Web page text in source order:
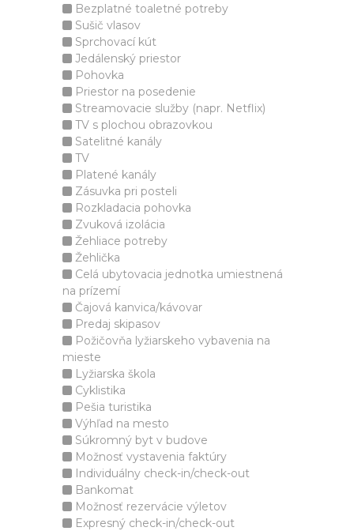
Bezplatné toaletné potreby
Sušič vlasov
Sprchovací kút
Jedálenský priestor
Pohovka
Priestor na posedenie
Streamovacie služby (napr. Netflix)
TV s plochou obrazovkou
Satelitné kanály
TV
Platené kanály
Zásuvka pri posteli
Rozkladacia pohovka
Zvuková izolácia
Žehliace potreby
Žehlička
Celá ubytovacia jednotka umiestnená
na prízemí
Čajová kanvica/kávovar
Predaj skipasov
Požičovňa lyžiarskeho vybavenia na
mieste
Lyžiarska škola
Cyklistika
Pešia turistika
Výhľad na mesto
Súkromný byt v budove
Možnosť vystavenia faktúry
Individuálny check-in/check-out
Bankomat
Možnosť rezervácie výletov
Expresný check-in/check-out